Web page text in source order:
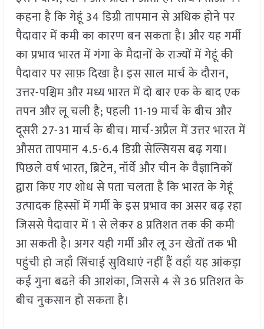
कहना है कि गेहूं 34 डिग्री तापमान से अधिक होने पर
पैदावार में कमी का कारण बन सकता है। और यह गर्मी
का प्रभाव भारत में गंगा के मैदानों के राज्यों में गेहूं की
पैदावार पर साफ़ दिखा है। इस साल मार्च के दौरान,
उत्तर-पश्चिम और मध्य भारत में दो बार एक के बाद एक
तपन और लू चली है; पहली 11-19 मार्च के बीच और
दूसरी 27-31 मार्च के बीच। मार्च-अप्रैल में उत्तर भारत में
औसत तापमान 4.5-6.4 डिग्री सेल्सियस बढ़ गया।
पिछले वर्ष भारत, ब्रिटेन, नॉर्वे और चीन के वैज्ञानिकों
द्वारा किए गए शोध से पता चलता है कि भारत के गेहूं
उत्पादक हिस्सों में गर्मी के इस प्रभाव का असर बढ़ रहा
जिससे पैदावार में 1 से लेकर 8 प्रतिशत तक की कमी
आ सकती है। अगर यही गर्मी और लू उन खेतों तक भी
पहुंची हो जहाँ सिंचाई सुविधाएं नहीं हैं वहाँ यह आंकड़ा
कई गुना बढऩे की आशंका, जिससे 4 से 36 प्रतिशत के
बीच नुकसान हो सकता है।